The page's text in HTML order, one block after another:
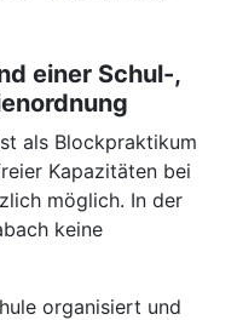
einer Schul-,
als Blockpraktikum
Kapazitäten bei
möglich. In der
keine
organisiert und